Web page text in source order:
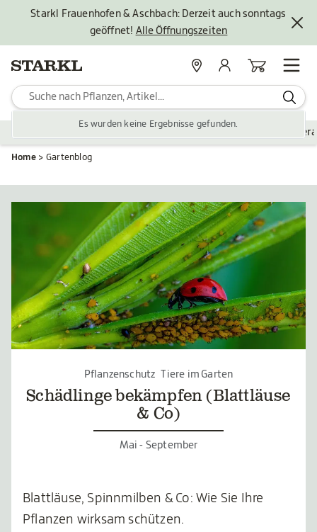
Starkl Frauenhofen & Aschbach: Derzeit auch sonntags
geöffnet! Alle Öffnungszeiten
Es wurden keine Ergebnisse gefunden.
StandorteMein KontoWarenkorb
Zubehör Gartengestaltung
Home Gartenblog
Pflanzenschutz Tiere im Garten
Schädlinge bekämpfen (Blattläuse
& Co)
Mai - September
Blattläuse, Spinnmilben & Co: Wie Sie Ihre
Pflanzen wirksam schützen.